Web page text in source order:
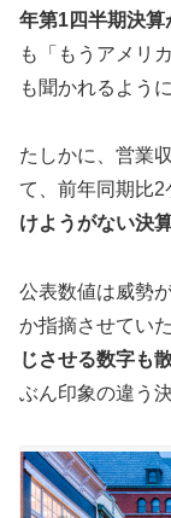
年第1四半期決
も「もうアメリ
も聞かれるよう
たしかに、営業
て、前年同期比2
けようがない決
公表数値は威勢
か指摘させてい
じさせる数字も
ぶん印象の違う